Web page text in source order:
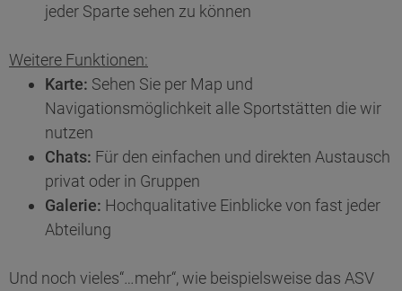
jeder Sparte sehen zu können
Weitere Funktionen:
Karte: Sehen Sie per Map und
Navigationsmöglichkeit alle Sportstätten die wir
nutzen
Chats: Für den einfachen und direkten Austausch
privat oder in Gruppen
Galerie: Hochqualitative Einblicke von fast jeder
Abteilung
Und noch vieles“…mehr“, wie beispielsweise das ASV